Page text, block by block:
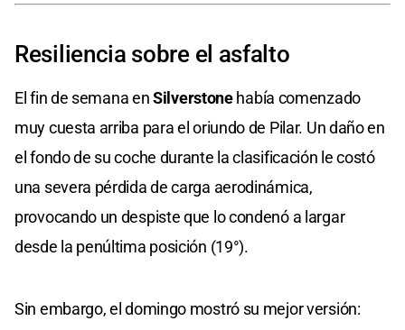
Resiliencia sobre el asfalto
El fin de semana enSilverstonehabía comenzado
muy cuesta arriba para el oriundo de Pilar. Un daño en
el fondo de su coche durante la clasificación le costó
una severa pérdida de carga aerodinámica,
provocando un despiste que lo condenó a largar
desde la penúltima posición (19°).
Sin embargo, el domingo mostró su mejor versión: